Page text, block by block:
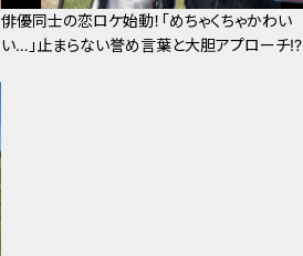
俳優同士の恋ロケ始動！「めちゃくちゃかわい
い…」止まらない誉め言葉と大胆アプローチ!?